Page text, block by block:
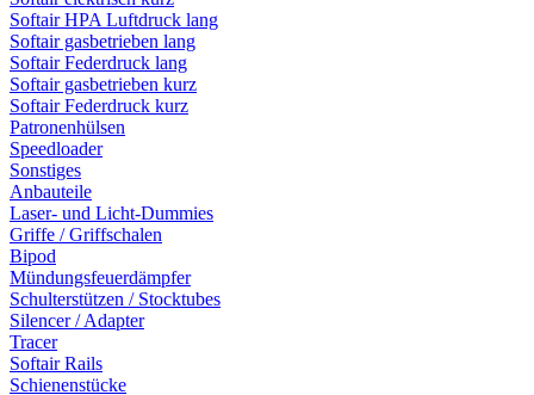
Softair HPA Luftdruck lang
Softair gasbetrieben lang
Softair Federdruck lang
Softair gasbetrieben kurz
Softair Federdruck kurz
Patronenhülsen
Speedloader
Sonstiges
Anbauteile
Laser- und Licht-Dummies
Griffe / Griffschalen
Bipod
Mündungsfeuerdämpfer
Schulterstützen / Stocktubes
Silencer / Adapter
Tracer
Softair Rails
Schienenstücke